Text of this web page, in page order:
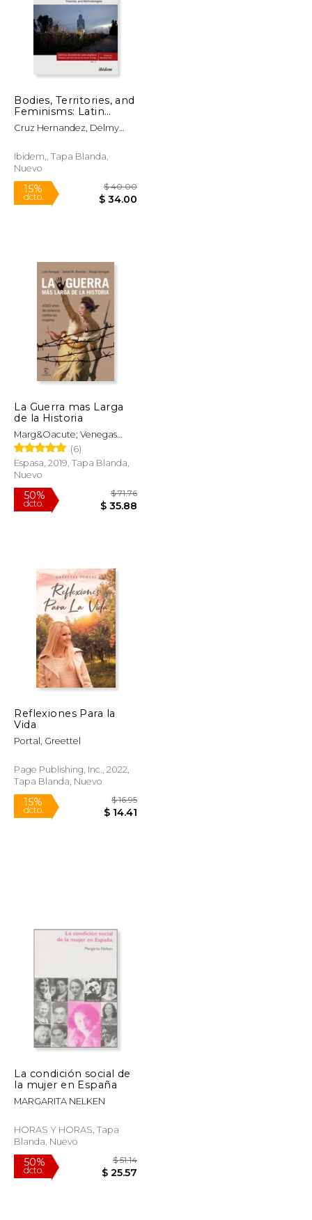
$ 52.09
$ 26.05
50%
dcto.
$ 483.77
$ 241.88
Bodies, Territories, and
Feminisms: Latin
American Compilation
of Political Practices,
Methodologies
Cruz Hernandez, Delmy
Jimenez Und Raquel
Gutierrez:
Ibidem,, Tapa Blanda,
Nuevo
15%
dcto.
$ 74.93
La Guerra mas Larga
de la Historia
Marg&Oacute; Venegas
Lola Venegas, Isabel M.
Reverte
(6)
Espasa, 2019, Tapa Blanda,
Nuevo
50%
$ 63.58
$ 38.15
Reflexiones Para la
Vida
Portal, Greettel
Page Publishing, Inc., 2022,
Tapa Blanda, Nuevo
15%
dcto.
La condición social de
la mujer en España
MARGARITA NELKEN
HORAS Y HORAS, Tapa
Blanda, Nuevo